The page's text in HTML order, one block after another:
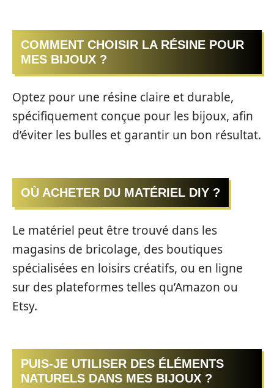
COMMENT CHOISIR LA RÉSINE POUR
MES BIJOUX ?
Optez pour une résine claire et durable,
spécifiquement conçue pour les bijoux, afin
d’éviter les bulles et garantir un bon résultat.
OÙ ACHETER DU MATÉRIEL DIY ?
Le matériel peut être trouvé dans les
magasins de bricolage, des boutiques
spécialisées en loisirs créatifs, ou en ligne
sur des plateformes telles qu’Amazon ou
Etsy.
PUIS-JE UTILISER DES ÉLÉMENTS
NATURELS DANS MES BIJOUX ?